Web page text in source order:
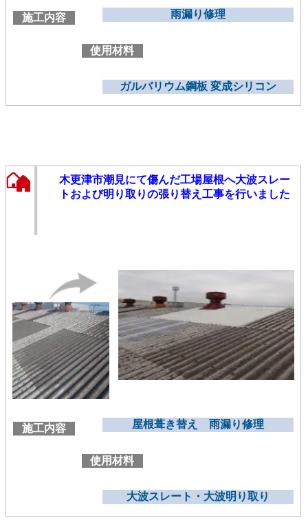
施工内容 雨漏り修理
使用材料
ガルバリウム鋼板 変成シリコン
木更津市潮見にて傷んだ工場屋根へ大波スレー
トおよび明り取りの張り替え工事を行いました
施工内容 屋根葺き替え 雨漏り修理
使用材料
大波スレート・大波明り取り